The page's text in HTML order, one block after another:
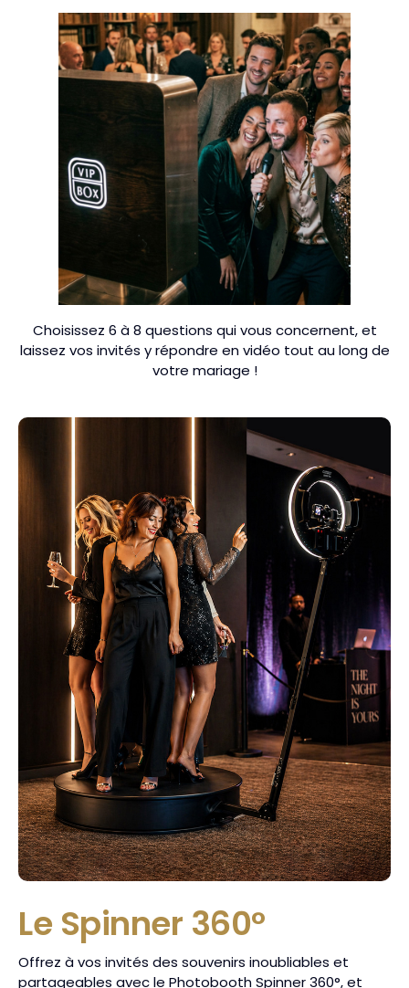
Choisissez 6 à 8 questions qui vous concernent, et
laissez vos invités y répondre en vidéo tout au long de
votre mariage !
Le Spinner 360°
Offrez à vos invités des souvenirs inoubliables et
partageables avec le Photobooth Spinner 360°, et